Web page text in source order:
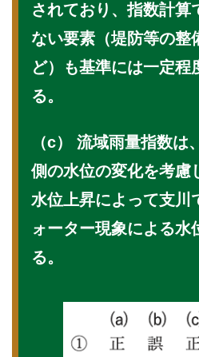
されており、指数計算
ない要素（堤防等の整
ど）も基準には一定程
る。
（c） 流域雨量指数は
側の水位の変化を考慮
水位上昇によって支川
ォーター現象による水
る。